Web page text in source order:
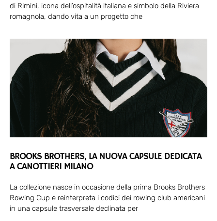
di Rimini, icona dell’ospitalità italiana e simbolo della Riviera
romagnola, dando vita a un progetto che
BROOKS BROTHERS, LA NUOVA CAPSULE DEDICATA
A CANOTTIERI MILANO
La collezione nasce in occasione della prima Brooks Brothers
Rowing Cup e reinterpreta i codici dei rowing club americani
in una capsule trasversale declinata per